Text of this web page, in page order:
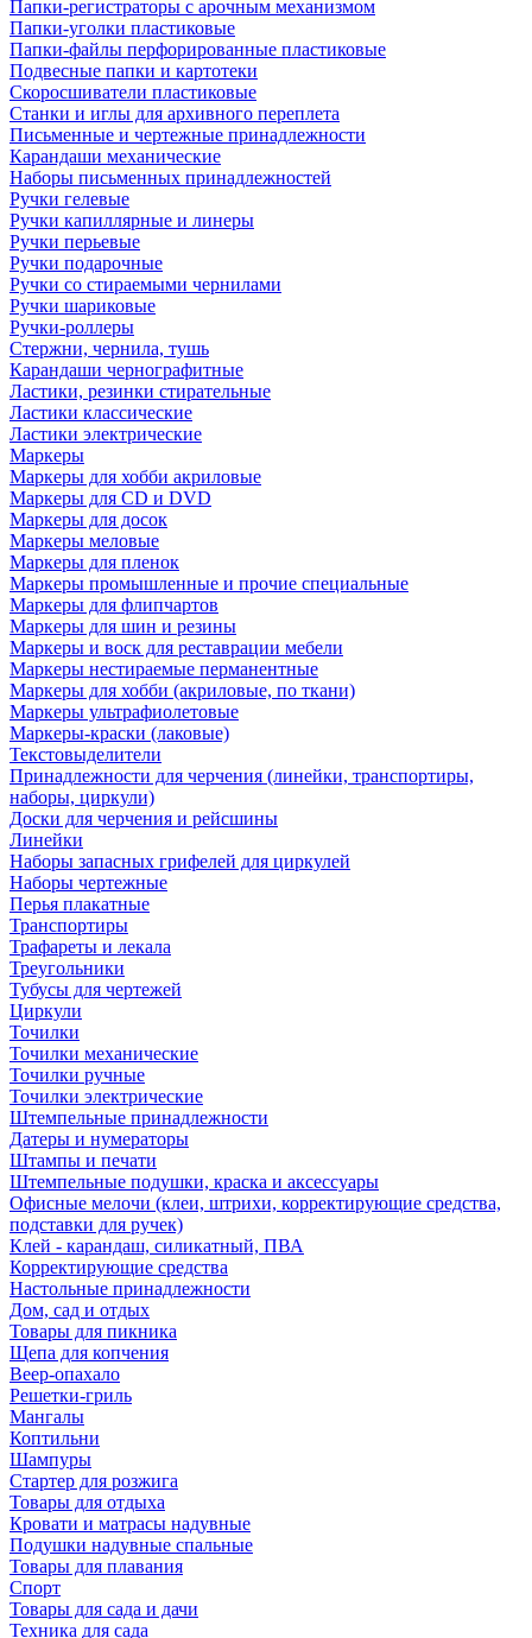
Папки-регистраторы с арочным механизмом
Папки-уголки пластиковые
Папки-файлы перфорированные пластиковые
Подвесные папки и картотеки
Скоросшиватели пластиковые
Станки и иглы для архивного переплета
Письменные и чертежные принадлежности
Карандаши механические
Наборы письменных принадлежностей
Ручки гелевые
Ручки капиллярные и линеры
Ручки перьевые
Ручки подарочные
Ручки со стираемыми чернилами
Ручки шариковые
Ручки-роллеры
Стержни, чернила, тушь
Карандаши чернографитные
Ластики, резинки стирательные
Ластики классические
Ластики электрические
Маркеры
Маркеры для хобби акриловые
Маркеры для CD и DVD
Маркеры для досок
Маркеры меловые
Маркеры для пленок
Маркеры промышленные и прочие специальные
Маркеры для флипчартов
Маркеры для шин и резины
Маркеры и воск для реставрации мебели
Маркеры нестираемые перманентные
Маркеры для хобби (акриловые, по ткани)
Маркеры ультрафиолетовые
Маркеры-краски (лаковые)
Текстовыделители
Принадлежности для черчения (линейки, транспортиры,
наборы, циркули)
Доски для черчения и рейсшины
Линейки
Наборы запасных грифелей для циркулей
Наборы чертежные
Перья плакатные
Транспортиры
Трафареты и лекала
Треугольники
Тубусы для чертежей
Циркули
Точилки
Точилки механические
Точилки ручные
Точилки электрические
Штемпельные принадлежности
Датеры и нумераторы
Штампы и печати
Штемпельные подушки, краска и аксессуары
Офисные мелочи (клеи, штрихи, корректирующие средства,
подставки для ручек)
Клей - карандаш, силикатный, ПВА
Корректирующие средства
Настольные принадлежности
Дом, сад и отдых
Товары для пикника
Щепа для копчения
Веер-опахало
Решетки-гриль
Мангалы
Коптильни
Шампуры
Стартер для розжига
Товары для отдыха
Кровати и матрасы надувные
Подушки надувные спальные
Товары для плавания
Спорт
Товары для сада и дачи
Техника для сада